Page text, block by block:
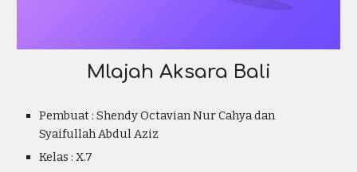
Mlajah Aksara Bali
Pembuat :Shendy Octavian Nur Cahya dan
Syaifullah Abdul Aziz
Kelas : X.7